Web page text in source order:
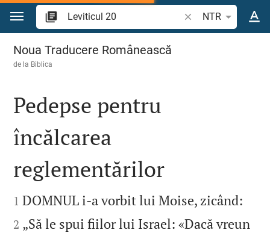
Sari la conținut
Căutați un verset
NTR
Leviticul 20
Noua Traducere Românească
de la Biblica

Pedepse pentru
încălcarea
reglementărilor

1 DOMNUL i‑a vorbit lui Moise, zicând:
2 „Să le spui fiilor lui Israel: «Dacă vreun